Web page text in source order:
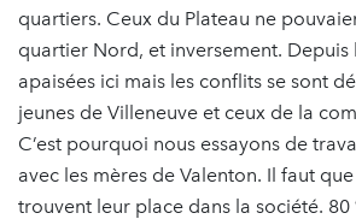
quartiers. Ceux du Plateau ne
quartier Nord, et inversement. Depuis
apaisées ici mais les conflits se sont
jeunes de Villeneuve et ceux de la
C’est pourquoi nous essayons de
avec les mères de Valenton. Il faut
trouvent leur place dans la société. 80